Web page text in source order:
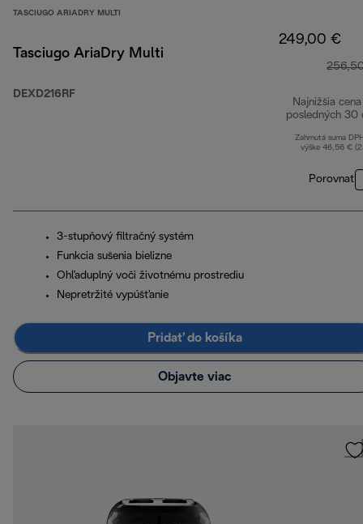
TASCIUGO ARIADRY MULTI
Tasciugo AriaDry Multi
DEXD216RF
249,00 €
Najnižšia
posledných 30
Zahrnutá suma
výške 46,56 €
Porovnať
3-stupňový filtračný systém
Funkcia sušenia bielizne
Ohľaduplný voči životnému prostrediu
Nepretržité vypúšťanie
Pridať do košíka
Objavte viac